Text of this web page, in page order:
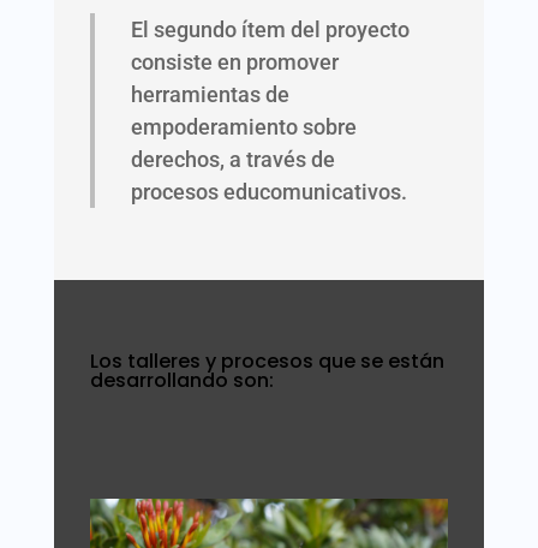
El segundo ítem del proyecto
consiste en promover
herramientas de
empoderamiento sobre
derechos, a través de
procesos educomunicativos.
Los talleres y procesos que se están
desarrollando son: